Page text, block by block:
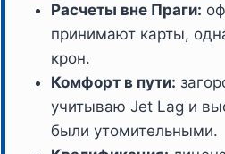
Расчеты вне Праги:
принимают карты,
крон.
Комфорт в пути:
учитываю Jet Lag и
были утомительными.